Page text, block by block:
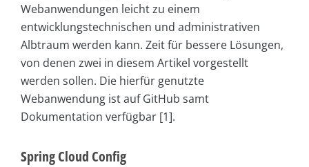
Webanwendungen leicht zu einem
entwicklungstechnischen und administrativen
Albtraum werden kann. Zeit für bessere Lösungen,
von denen zwei in diesem Artikel vorgestellt
werden sollen. Die hierfür genutzte
Webanwendung ist auf GitHub samt
Dokumentation verfügbar [1].
Spring Cloud Config